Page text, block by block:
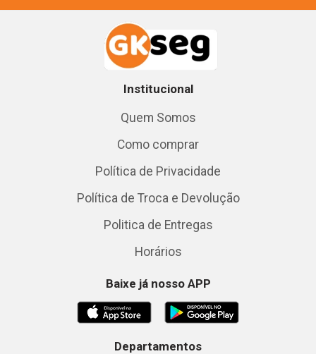
Institucional
Quem Somos
Como comprar
Política de Privacidade
Política de Troca e Devolução
Politica de Entregas
Horários
Baixe já nosso APP
Departamentos